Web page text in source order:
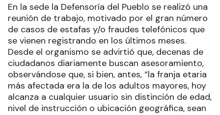
En la sede la Defensoría del Pueblo se realizó una
reunión de trabajo, motivado por el gran número
de casos de estafas y/o fraudes telefónicos que
se vienen registrando en los últimos meses.
Desde el organismo se advirtió que, decenas de
ciudadanos diariamente buscan asesoramiento,
observándose que, si bien, antes, “la franja etaria
más afectada era la de los adultos mayores, hoy
alcanza a cualquier usuario sin distinción de edad,
nivel de instrucción o ubicación geográfica, sean